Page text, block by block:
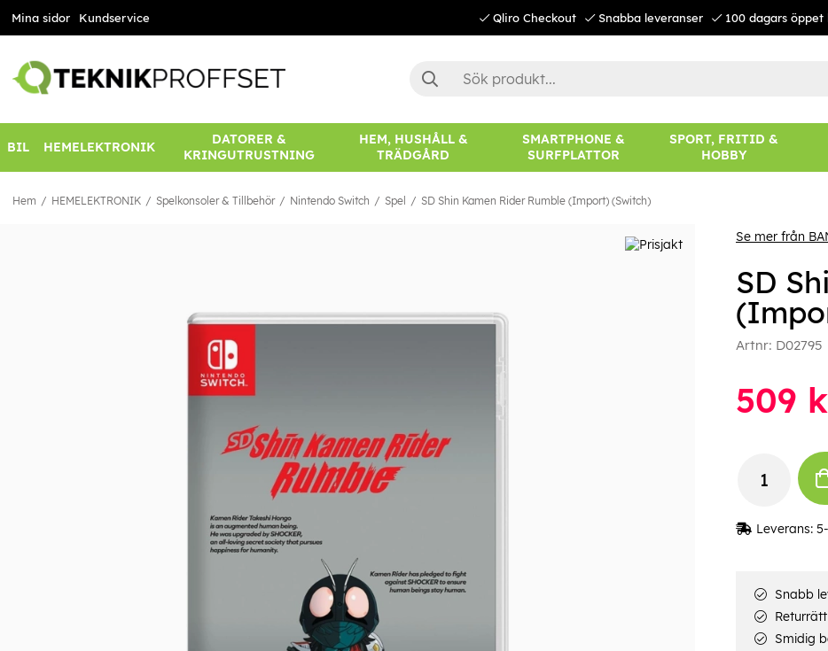
Mina sidor Kundservice Qliro Checkout Snabba leveranser 100 dagars öppet
BIL HEMELEKTRONIK
DATORER &
KRINGUTRUSTNING
HEM, HUSHÅLL &
TRÄDGÅRD
SMARTPHONE &
SURFPLATTOR
SPORT, FRITID &
HOBBY
Hem HEMELEKTRONIK Spelkonsoler & Tillbehör Nintendo Switch Spel SD Shin Kamen Rider Rumble (Import) (Switch)
Se mer från
SD
Artnr: D02795
509
Leverans:
Snabb
Smidig